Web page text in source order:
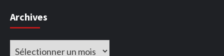
Archives
Archives